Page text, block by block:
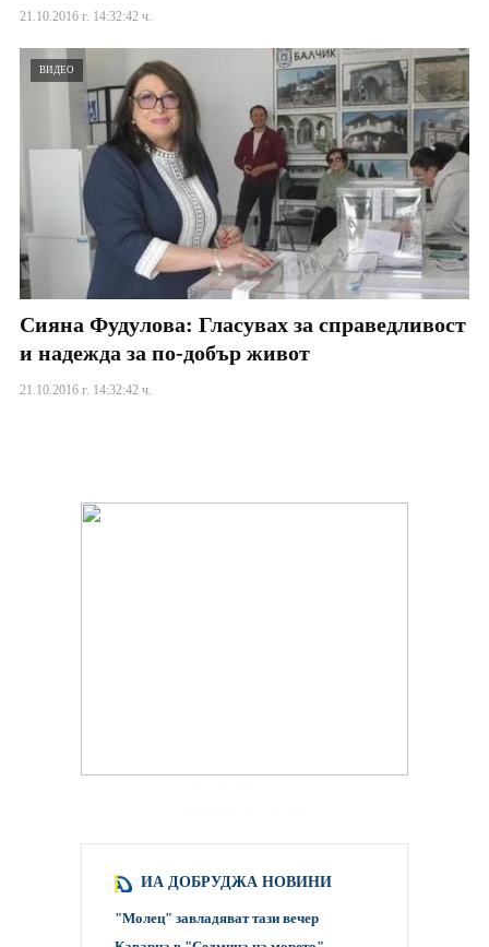
21.10.2016 г. 14:32:42 ч.
ВИДЕО
Сияна Фудулова: Гласувах за справедливост
и надежда за по-добър живот
21.10.2016 г. 14:32:42 ч.
ИА ДОБРУДЖА НОВИНИ
"Молец" завладяват тази вечер